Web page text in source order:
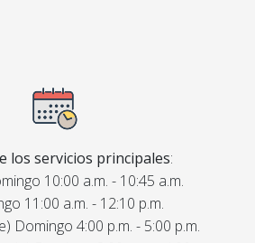
los servicios principales:
10:00 a.m. - 10:45 a.m.
11:00 a.m. - 12:10 p.m.
Domingo 4:00 p.m. - 5:00 p.m.